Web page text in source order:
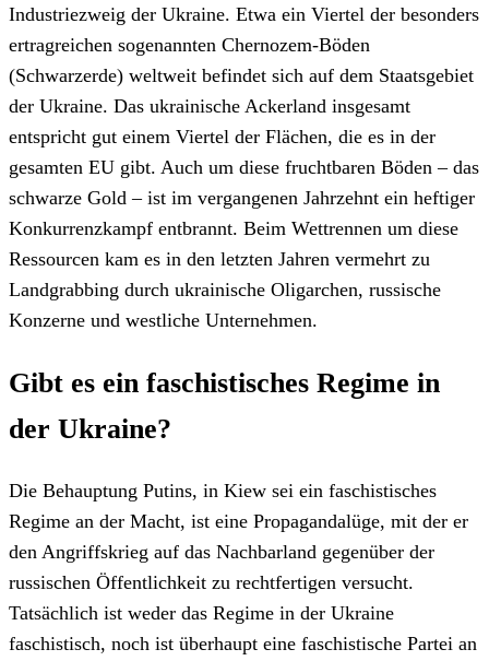
Industriezweig der Ukraine. Etwa ein Viertel der besonders
ertragreichen sogenannten Chernozem-Böden
(Schwarzerde) weltweit befindet sich auf dem Staatsgebiet
der Ukraine. Das ukrainische Ackerland insgesamt
entspricht gut einem Viertel der Flächen, die es in der
gesamten EU gibt. Auch um diese fruchtbaren Böden – das
schwarze Gold – ist im vergangenen Jahrzehnt ein heftiger
Konkurrenzkampf entbrannt. Beim Wettrennen um diese
Ressourcen kam es in den letzten Jahren vermehrt zu
Landgrabbing durch ukrainische Oligarchen, russische
Konzerne und westliche Unternehmen.
Gibt es ein faschistisches Regime in
der Ukraine?
Die Behauptung Putins, in Kiew sei ein faschistisches
Regime an der Macht, ist eine Propagandalüge, mit der er
den Angriffskrieg auf das Nachbarland gegenüber der
russischen Öffentlichkeit zu rechtfertigen versucht.
Tatsächlich ist weder das Regime in der Ukraine
faschistisch, noch ist überhaupt eine faschistische Partei an